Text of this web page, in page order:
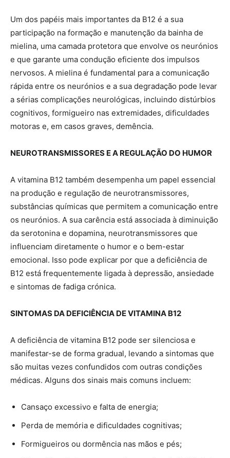
Um dos papéis mais importantes da B12 é a sua
participação na formação e manutenção da bainha de
mielina, uma camada protetora que envolve os neurónios
e que garante uma condução eficiente dos impulsos
nervosos. A mielina é fundamental para a comunicação
rápida entre os neurónios e a sua degradação pode levar
a sérias complicações neurológicas, incluindo distúrbios
cognitivos, formigueiro nas extremidades, dificuldades
motoras e, em casos graves, demência.
NEUROTRANSMISSORES E A REGULAÇÃO DO HUMOR
A vitamina B12 também desempenha um papel essencial
na produção e regulação de neurotransmissores,
substâncias químicas que permitem a comunicação entre
os neurónios. A sua carência está associada à diminuição
da serotonina e dopamina, neurotransmissores que
influenciam diretamente o humor e o bem-estar
emocional. Isso pode explicar por que a deficiência de
B12 está frequentemente ligada à depressão, ansiedade
e sintomas de fadiga crónica.
SINTOMAS DA DEFICIÊNCIA DE VITAMINA B12
A deficiência de vitamina B12 pode ser silenciosa e
manifestar-se de forma gradual, levando a sintomas que
são muitas vezes confundidos com outras condições
médicas. Alguns dos sinais mais comuns incluem:
Cansaço excessivo e falta de energia;
Perda de memória e dificuldades cognitivas;
Formigueiros ou dormência nas mãos e pés;